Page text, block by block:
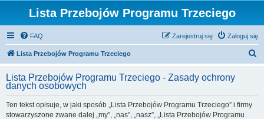
Lista Przebojów Programu Trzeciego
FAQ Zaloguj się
Zarejestruj się
Lista Przebojów Programu Trzeciego
k
Lista Przebojów Programu Trzeciego - Zasady ochrony
danych osobowych
Ten tekst opisuje, w jaki sposób „Lista Przebojów Programu Trzeciego” i firmy
stowarzyszone zwane dalej „my”, „nas”, „nasz”, „Lista Przebojów Programu